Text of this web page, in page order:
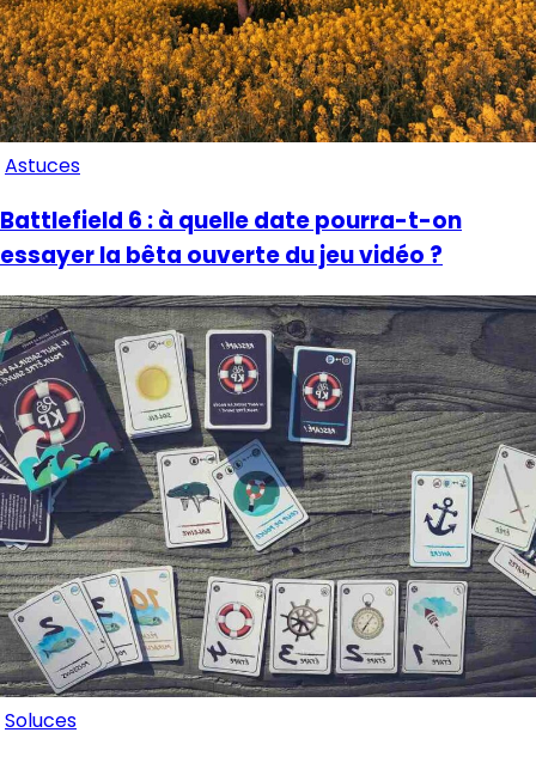
Astuces
Battlefield 6 : à quelle date pourra-t-on
essayer la bêta ouverte du jeu vidéo ?
Soluces